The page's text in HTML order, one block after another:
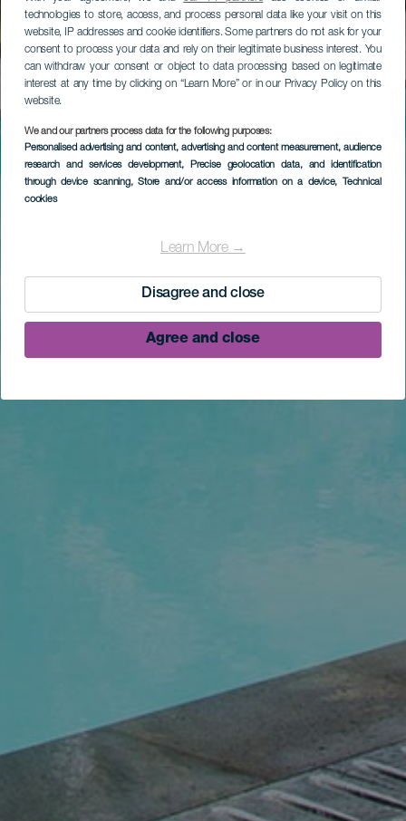
technologies to store, access, and process personal data like your visit on this
website, IP addresses and cookie identifiers. Some partners do not ask for your
consent to process your data and rely on their legitimate business interest. You
can withdraw your consent or object to data processing based on legitimate
interest at any time by clicking on “Learn More” or in our Privacy Policy on this
website.
We and our partners process data for the following purposes:
Personalised advertising and content, advertising and content measurement, audience
research and services development, Precise geolocation data, and identification
through device scanning, Store and/or access information on a device, Technical
cookies
Learn More →
Disagree and close
Agree and close